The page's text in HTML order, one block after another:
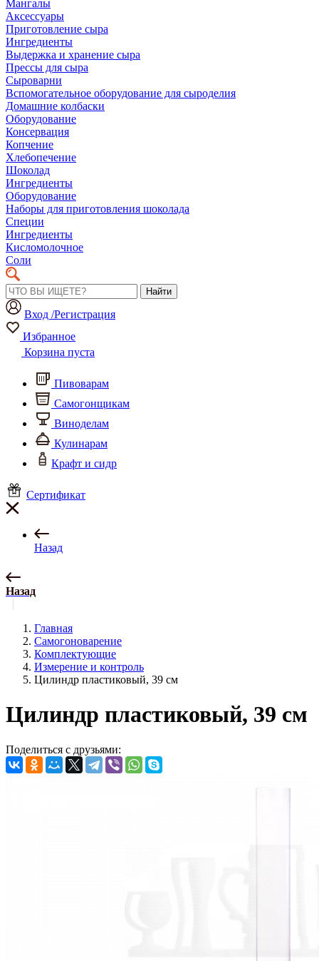
Мангалы
Аксессуары
Приготовление сыра
Ингредиенты
Выдержка и хранение сыра
Прессы для сыра
Сыроварни
Вспомогательное оборудование для сыроделия
Домашние колбаски
Оборудование
Консервация
Копчение
Хлебопечение
Шоколад
Ингредиенты
Оборудование
Наборы для приготовления шоколада
Специи
Ингредиенты
Кисломолочное
Соли
Найти
Вход /Регистрация
Избранное
Корзина пуста
Пивоварам
Самогонщикам
Виноделам
Кулинарам
Крафт и сидр
Сертификат
Назад
Назад
Главная
Самогоноварение
Комплектующие
Измерение и контроль
Цилиндр пластиковый, 39 см
Цилиндр пластиковый, 39 см
Поделиться с друзьями: